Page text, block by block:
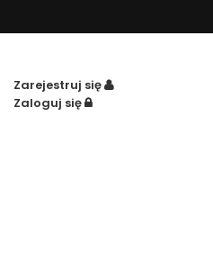
Zarejestruj się
Zaloguj się